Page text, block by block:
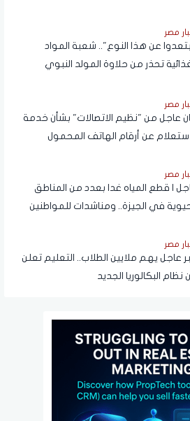
مصر
عن هذا النوع".. شعبة المواد
تحذر من حلاوة المولد النبوي
مصر
عاجل من "نظيم الاتصالات" بشأن خدمة
عن أرقام الهاتف المحمول
مصر
| قطع المياه غدا بعدد من المناطق
في الجيزة.. ومناشدات للمواطنين
مصر
عاجل يهم ملايين الطلاب.. التعليم تعلن
نظام البكالوريا الجديد